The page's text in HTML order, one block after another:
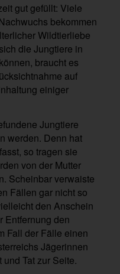
gut gefüllt: Viele
bekommen
Wildtierliebe
die Jungtiere in
braucht es
auf
einiger
Jungtiere
werden. Denn hat
so tragen sie
von der Mutter
Scheinbar verwaiste
Fällen gar nicht so
den Anschein
Entfernung den
Fall der Fälle einen
Jägerinnen
Tat zur Seite.